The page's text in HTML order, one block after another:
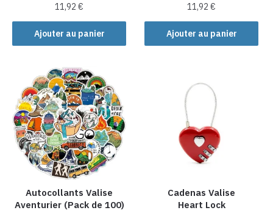
11,92€
Ajouter au panier
11,92€
Ajouter au panier
Autocollants Valise
Aventurier (Pack de 100)
Cadenas Valise
Heart Lock